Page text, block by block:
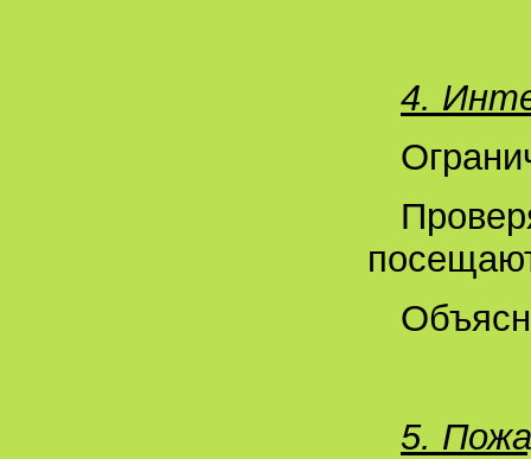
4.
5.